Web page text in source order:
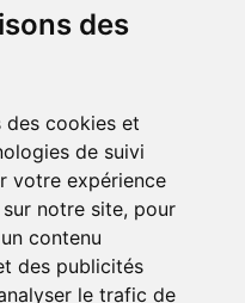
des
des cookies et
de suivi
votre expérience
notre site, pour
contenu
des publicités
le trafic de
avis